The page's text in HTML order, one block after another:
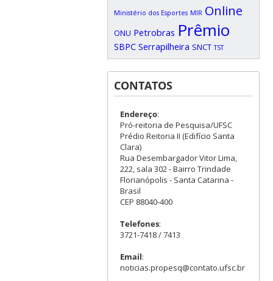
Ministério dos Esportes MIR Online
ONU Petrobras Prêmio
SBPC Serrapilheira SNCT TST
CONTATOS
Endereço:
Pró-reitoria de Pesquisa/UFSC
Prédio Reitoria II (Edifício Santa
Clara)
Rua Desembargador Vitor Lima,
222, sala 302 - Bairro Trindade
Florianópolis - Santa Catarina -
Brasil
CEP 88040-400
Telefones:
3721-7418 / 7413
Email:
noticias.propesq@contato.ufsc.br